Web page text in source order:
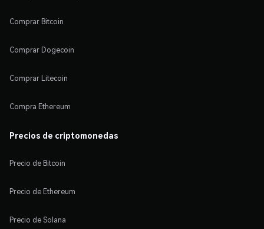
Comprar Bitcoin
Comprar Dogecoin
Comprar Litecoin
Compra Ethereum
Precios de criptomonedas
Precio de Bitcoin
Precio de Ethereum
Precio de Solana